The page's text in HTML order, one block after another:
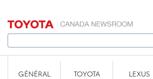
GÉNÉRAL TOYOTA LEXUS